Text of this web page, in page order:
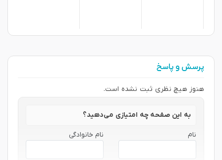
پرسش و پاسخ
هنوز هیچ نظری ثبت نشده است.
به این صفحه چه امتیازی می‌دهید؟
نام نام خانوادگی